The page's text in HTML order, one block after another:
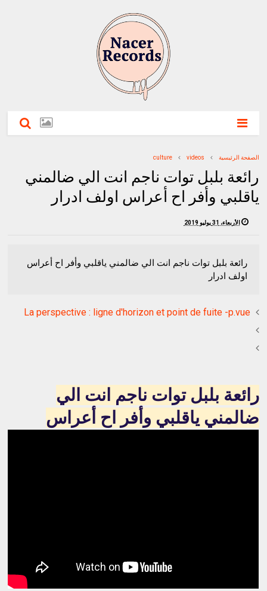
الصفحة الرئيسية videos
culture
رائعة بلبل توات ناجم انت الي ضالمني
ياقلبي وأفر اح أعراس اولف ادرار
الأربعاء، 31 يوليو 2019
رائعة بلبل توات ناجم انت الي ضالمني ياقلبي وأفر اح أعراس
اولف ادرار
La perspective : ligne d'horizon et point de fuite -p.vue
رائعة بلبل توات ناجم انت الي
ضالمني ياقلبي وأفر اح أعراس